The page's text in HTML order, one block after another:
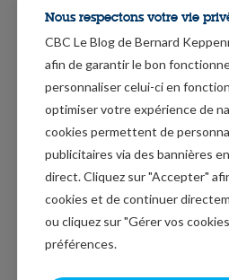
alors que la demande
relais malgré les mesures
Mais cela n’empêche pas le
Nous respectons votre vie
CBC Le Blog de Bernard
afin de garantir le bon
personnaliser celui-ci en
optimiser votre expérience de
cookies permettent de
publicitaires via des bannières
direct. Cliquez sur "Accepter"
cookies et de continuer
ou cliquez sur "Gérer vos
préférences.